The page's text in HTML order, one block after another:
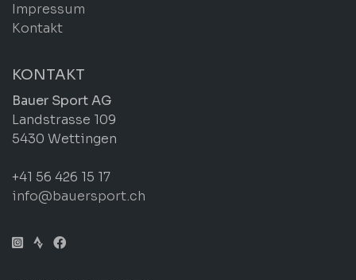
Impressum
Kontakt
KONTAKT
Bauer Sport AG
Landstrasse 109
5430 Wettingen
+41 56 426 15 17
info@bauersport.ch